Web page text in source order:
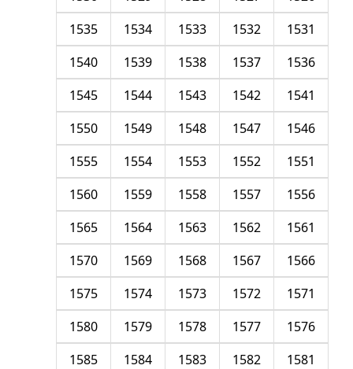
1531
1532
1533
1534
1535
1536
1537
1538
1539
1540
1541
1542
1543
1544
1545
1546
1547
1548
1549
1550
1551
1552
1553
1554
1555
1556
1557
1558
1559
1560
1561
1562
1563
1564
1565
1566
1567
1568
1569
1570
1571
1572
1573
1574
1575
1576
1577
1578
1579
1580
1581
1582
1583
1584
1585